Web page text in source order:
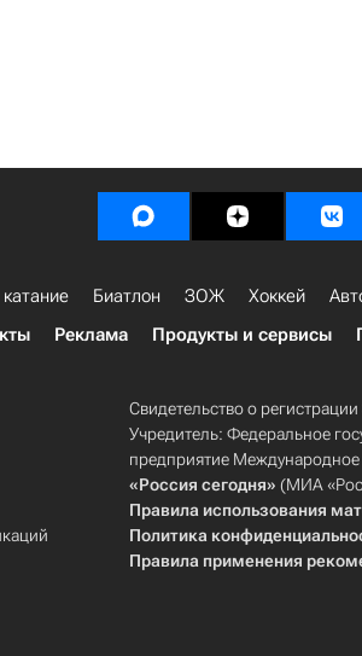
Биатлон ЗОЖ Хоккей
Реклама Продукты и сервисы
Свидетельство о
Учредитель: Федеральное
предприятие
«Россия сегодня» (МИА
Правила использования
Политика
Правила применения